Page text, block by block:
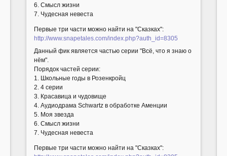
6. Смысл жизни
7. Чудесная невеста
Первые три части можно найти на "Сказках":
http://www.snapetales.com/index.php?auth_id=8305
Данный фик является частью серии "Всё, что я знаю о
нём".
Порядок частей серии:
1. Школьные годы в Розенкройц
2. 4 серии
3. Красавица и чудовище
4. Аудиодрама Schwartz в обработке Аменции
5. Моя звезда
6. Смысл жизни
7. Чудесная невеста
Первые три части можно найти на "Сказках":